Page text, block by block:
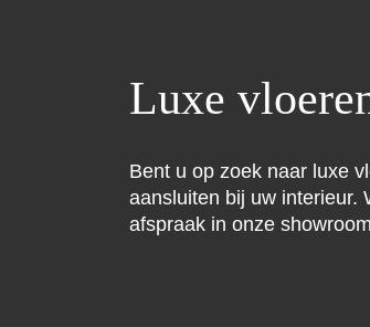
Luxe
Bent u op zoek naar luxe
aansluiten bij uw interieur.
afspraak in onze